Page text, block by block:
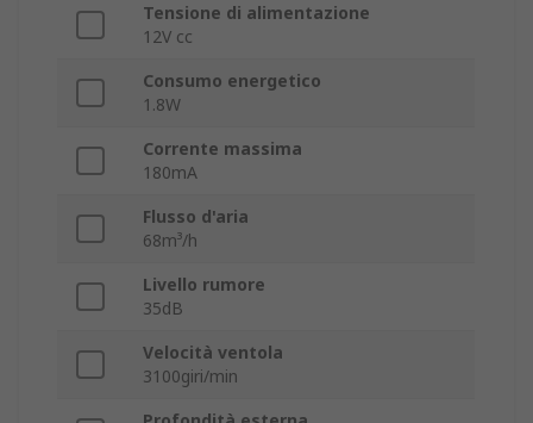
Tensione di alimentazione
12V cc
Consumo energetico
1.8W
Corrente massima
180mA
Flusso d'aria
68m³/h
Livello rumore
35dB
Velocità ventola
3100giri/min